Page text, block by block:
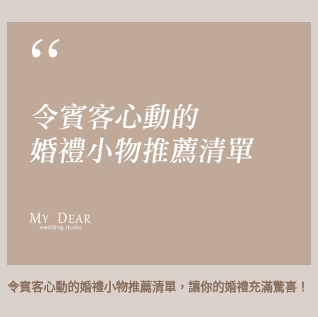
令賓客心動的婚禮小物推薦清單，讓你的婚禮充滿驚喜！